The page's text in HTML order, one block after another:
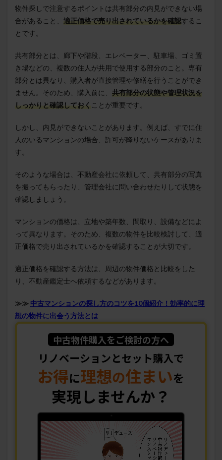
物件探しで注意するポイントは共有部分の内見ができない場
合があること、 適正価格で売り出されているかを確認するこ
とです。
共有部分とは、廊下や階段、エレベーター、駐車場、ゴミ置
き場などの、複数の住人が共用で使用する部分のこと。専有
部分とは異なり、購入者が直接管理や修繕を行うことができ
ません。そのため、購入前に、 共有部分の状態や管理状況を
しっかりと確認しておく ことが重要です。
しかし、内見ができないことがあります。例えば、すでに住
人のいるマンションの場合、許可が降りないケースがありま
す。
そのような場合は、不動産会社に依頼して、共有部分の写真
を撮ってもらったり、管理会社に問い合わせたりして状態を
確認しましょう。
マンションの価格は、立地や築年数、間取り、設備などによ
って異なります。そのため、複数の物件を比較検討して、適
正価格で売り出されているかを確認することが大切です。
適正価格を確認する方法は、周辺の物件価格と比較をした
り、不動産鑑定士へ依頼するなどがあります。
≫≫ 中古マンションの探し方のコツを10個紹介！効率的に理
想の物件に出会う方法とは
中古物件購入をご検討の方へ
リノベーションとセット購入で
お得に理想の住まいを
実現しませんか？